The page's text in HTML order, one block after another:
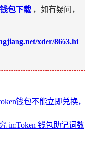
包下载 ，如有疑问，
xder/8663.ht
钱包不能立即兑换，
imToken 钱包助记词数